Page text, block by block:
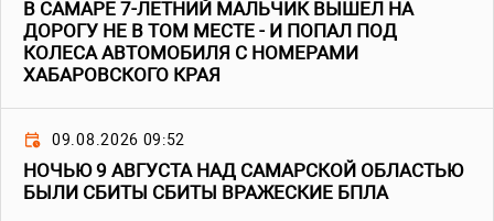
В САМАРЕ 7-ЛЕТНИЙ МАЛЬЧИК ВЫШЕЛ НА
ДОРОГУ НЕ В ТОМ МЕСТЕ - И ПОПАЛ ПОД
КОЛЕСА АВТОМОБИЛЯ С НОМЕРАМИ
ХАБАРОВСКОГО КРАЯ
09.08.2026 09:52
НОЧЬЮ 9 АВГУСТА НАД САМАРСКОЙ ОБЛАСТЬЮ
БЫЛИ СБИТЫ СБИТЫ ВРАЖЕСКИЕ БПЛА